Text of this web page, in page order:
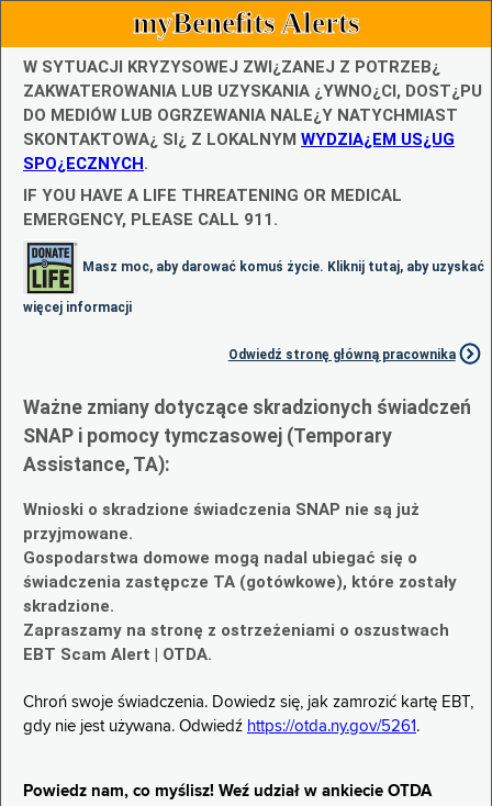
myBenefits Alerts
W SYTUACJI KRYZYSOWEJ ZWI¿ZANEJ Z POTRZEB¿
ZAKWATEROWANIA LUB UZYSKANIA ¿YWNO¿CI, DOST¿PU
DO MEDIÓW LUB OGRZEWANIA NALE¿Y NATYCHMIAST
SKONTAKTOWA¿ SI¿ Z LOKALNYM WYDZIA¿EM US¿UG
SPO¿ECZNYCH.
IF YOU HAVE A LIFE THREATENING OR MEDICAL
EMERGENCY, PLEASE CALL 911.
Masz moc, aby darować komuś życie. Kliknij tutaj, aby uzyskać
więcej informacji
Odwiedź stronę główną pracownika
Ważne zmiany dotyczące skradzionych świadczeń
SNAP i pomocy tymczasowej (Temporary
Assistance, TA):
Wnioski o skradzione świadczenia SNAP nie są już
przyjmowane.
Gospodarstwa domowe mogą nadal ubiegać się o
świadczenia zastępcze TA (gotówkowe), które zostały
skradzione.
Zapraszamy na stronę z ostrzeżeniami o oszustwach
EBT Scam Alert | OTDA.
Chroń swoje świadczenia. Dowiedz się, jak zamrozić kartę EBT,
gdy nie jest używana. Odwiedź https://otda.ny.gov/5261 .
Powiedz nam, co myślisz! Weź udział w ankiecie OTDA